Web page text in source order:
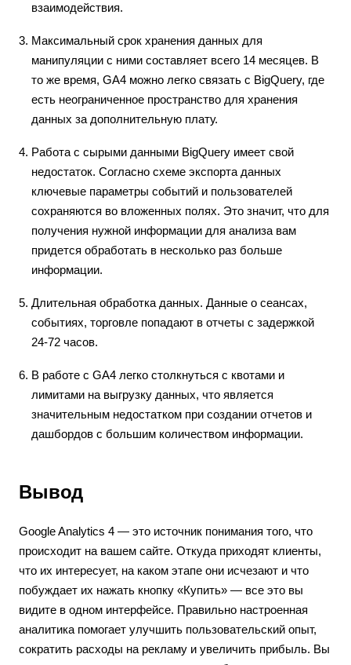
взаимодействия.
Максимальный срок хранения данных для
манипуляции с ними составляет всего 14 месяцев. В
то же время, GA4 можно легко связать с BigQuery, где
есть неограниченное пространство для хранения
данных за дополнительную плату.
Работа с сырыми данными BigQuery имеет свой
недостаток. Согласно схеме экспорта данных
ключевые параметры событий и пользователей
сохраняются во вложенных полях. Это значит, что для
получения нужной информации для анализа вам
придется обработать в несколько раз больше
информации.
Длительная обработка данных. Данные о сеансах,
событиях, торговле попадают в отчеты с задержкой
24-72 часов.
В работе с GA4 легко столкнуться с квотами и
лимитами на выгрузку данных, что является
значительным недостатком при создании отчетов и
дашбордов с большим количеством информации.
Вывод
Google Analytics 4 — это источник понимания того, что
происходит на вашем сайте. Откуда приходят клиенты,
что их интересует, на каком этапе они исчезают и что
побуждает их нажать кнопку «Купить» — все это вы
видите в одном интерфейсе. Правильно настроенная
аналитика помогает улучшить пользовательский опыт,
сократить расходы на рекламу и увеличить прибыль. Вы